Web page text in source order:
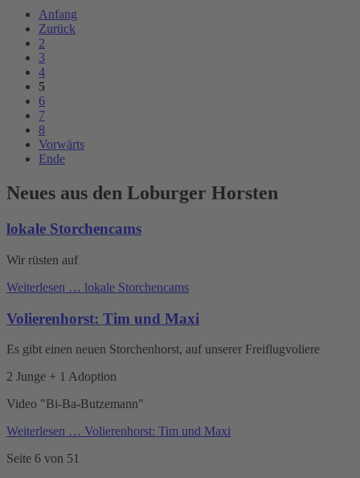
Anfang
Zurück
2
3
4
5
6
7
8
Vorwärts
Ende
Neues aus den Loburger Horsten
lokale Storchencams
Wir rüsten auf
Weiterlesen … lokale Storchencams
Volierenhorst: Tim und Maxi
Es gibt einen neuen Storchenhorst, auf unserer Freiflugvoliere
2 Junge + 1 Adoption
Video "Bi-Ba-Butzemann"
Weiterlesen … Volierenhorst: Tim und Maxi
Seite 6 von 51